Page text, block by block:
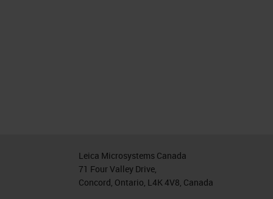
Leica Microsystems Canada
71 Four Valley Drive,
Concord, Ontario, L4K 4V8, Canada